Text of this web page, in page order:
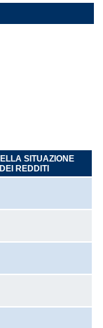
SITUAZIONE
REDDITI